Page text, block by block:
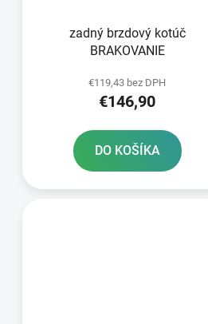
zadný brzdový kotúč
BRAKOVANIE
€119,43 bez DPH
€146,90
DO KOŠÍKA